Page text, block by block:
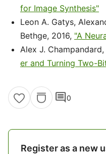
for Image Synthesis"
Leon A. Gatys,
Bethge, 2016, "A
Alex J. Champandard,
er and Turning Two-
comment0
Register as a new